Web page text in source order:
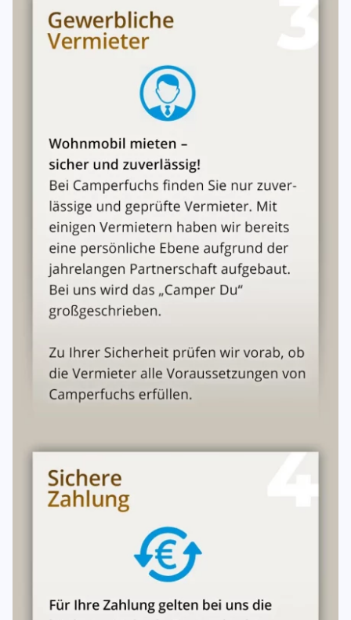
| Zeitpunkt | Zahlung | |---|---| | Bei Vertragsschluss
(innerhalb 7 Bankarbeitstagen) |
| | Bei Fahrzeugübernahme |
9. Stornierungsbedingungen
| Zeitpunkt der Stornierung | Stornogebühr | |---|---| | Bis
€) | | 60–30 Tage vor Mietbeginn | 40 % des Mietpreises | |
29–15 Tage vor Mietbeginn | 80 % des Mietpreises | |
Weniger als 15 Tage vor Mietbeginn | 90 % des
Mietpreises |
Eine Stornierung ist nur inText- oder Schriftformwirksam.
Wird das Fahrzeug im Stornierungszeitraum anderweitig
vermietet, werden die Einnahmen angerechnet.
Bei Nichtinanspruchnahme ohne Stornierung werden
mindestens
90 % des Mietpreises
10. Übergabe & Rückgabe
Gemeinsame Prüfung des Fahrzeugs und Zubehörs mit
Übergabeprotokoll.
Das Fahrzeug wirdvollgetanktübergeben.
zurückzugeben.
Rückgabe am vereinbarten Ort, zum vereinbarten
Zeitpunkt, innerhalb der Geschäftszeiten.
Einwegmietensind nicht möglich.
Bei nicht vollgetankter Rückgabe:
2,50 € pro fehlendem LiterKraftstoff
50 € Aufwandspauschale
Bei unzureichender Innenreinigung:
Es wird eineReinigungspauschale berechnet (ebenso bei